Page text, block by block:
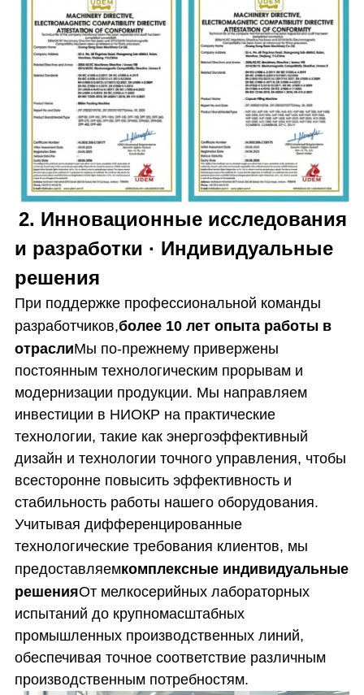
2. Инновационные исследования
и разработки · Индивидуальные
решения
При поддержке профессиональной команды
разработчиков,более 10 лет опыта работы в
отраслиМы по-прежнему привержены
постоянным технологическим прорывам и
модернизации продукции. Мы направляем
инвестиции в НИОКР на практические
технологии, такие как энергоэффективный
дизайн и технологии точного управления, чтобы
всесторонне повысить эффективность и
стабильность работы нашего оборудования.
Учитывая дифференцированные
технологические требования клиентов, мы
предоставляемкомплексные индивидуальные
решенияОт мелкосерийных лабораторных
испытаний до крупномасштабных
промышленных производственных линий,
обеспечивая точное соответствие различным
производственным потребностям.